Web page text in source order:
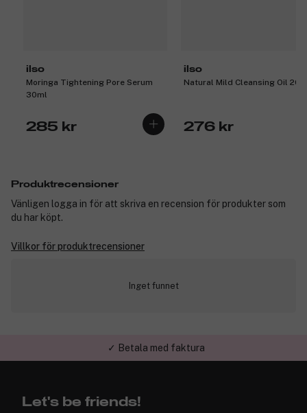
ilso
Moringa Tightening Pore Serum
30ml
285 kr
ilso
Natural Mild Cleansing Oil
276 kr
Produktrecensioner
Vänligen logga in för att skriva en recension för produkter som
du har köpt.
Villkor för produktrecensioner
Inget funnet
✓ Betala med faktura
Let's be friends!